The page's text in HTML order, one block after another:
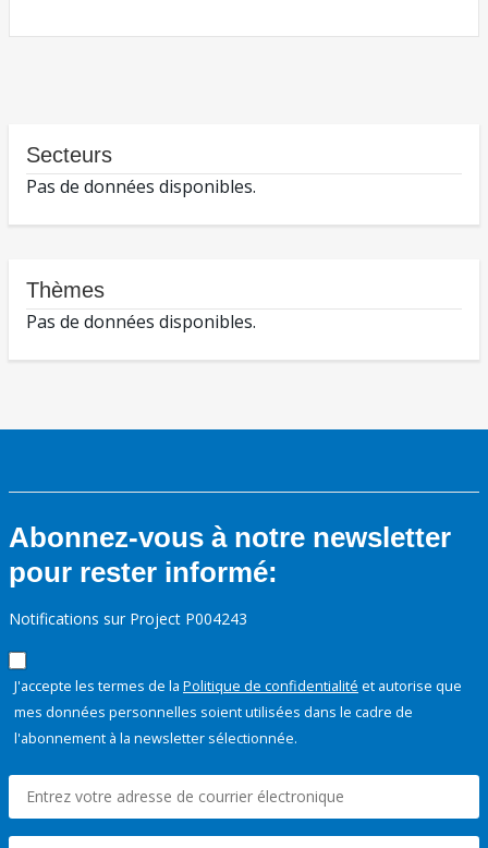
Secteurs
Pas de données disponibles.
Thèmes
Pas de données disponibles.
Abonnez-vous à notre newsletter
pour rester informé:
Notifications sur Project P004243
J'accepte les termes de la Politique de confidentialité et autorise que
mes données personnelles soient utilisées dans le cadre de
l'abonnement à la newsletter sélectionnée.